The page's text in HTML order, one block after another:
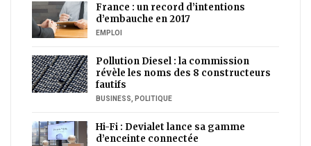
France : un record d’intentions
d’embauche en 2017
EMPLOI
Pollution Diesel : la commission
révèle les noms des 8 constructeurs
fautifs
BUSINESS, POLITIQUE
Hi-Fi : Devialet lance sa gamme
d’enceinte connectée